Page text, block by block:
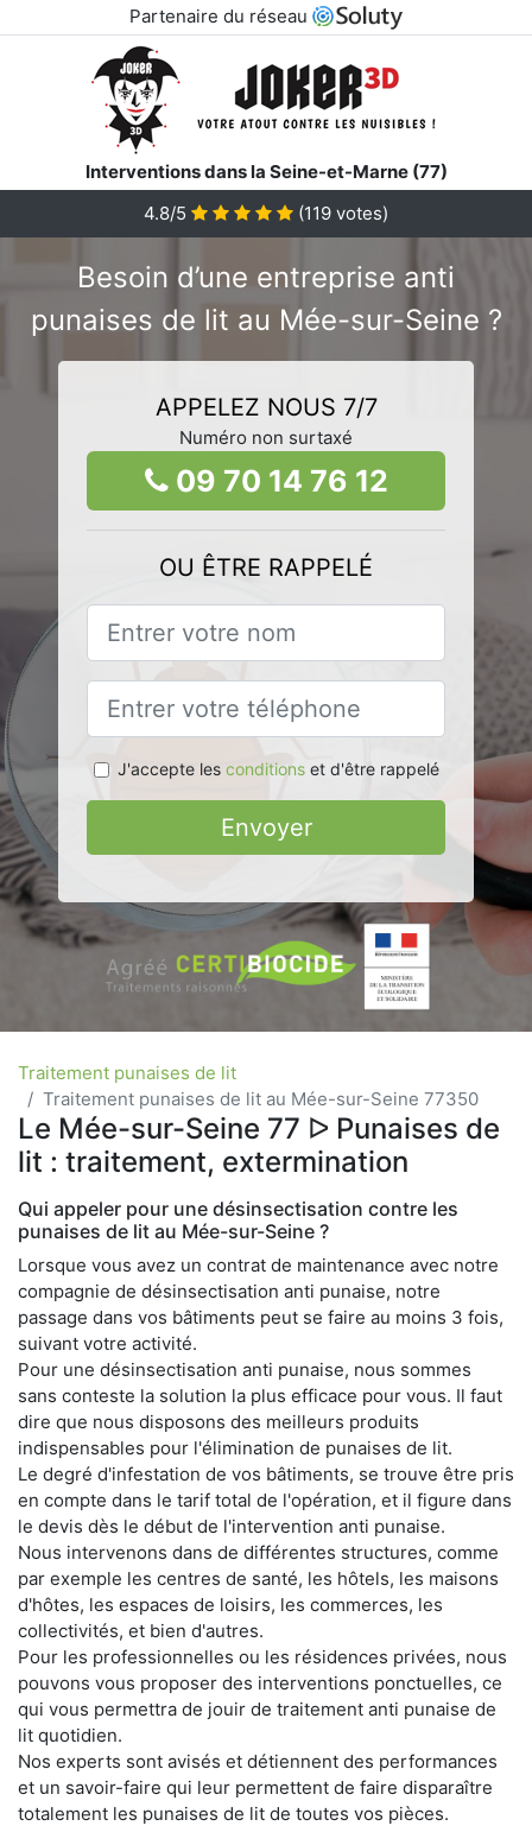
Partenaire du réseau
Interventions dans la Seine-et-Marne (77)
4.8/5
(119 votes)
Besoin d’une entreprise anti
punaises de lit au Mée-sur-Seine ?
APPELEZ NOUS 7/7
Numéro non surtaxé
09 70 14 76 12
OU ÊTRE RAPPELÉ
J'accepte les conditionset d'être rappelé
Envoyer
Traitement punaises de lit
Traitement punaises de lit au Mée-sur-Seine 77350
Le Mée-sur-Seine 77 ᐅ Punaises de
lit : traitement, extermination
Qui appeler pour une désinsectisation contre les
punaises de lit au Mée-sur-Seine ?
Lorsque vous avez un contrat de maintenance avec notre
compagnie de désinsectisation anti punaise, notre
passage dans vos bâtiments peut se faire au moins 3 fois,
suivant votre activité.
Pour une désinsectisation anti punaise, nous sommes
sans conteste la solution la plus efficace pour vous. Il faut
dire que nous disposons des meilleurs produits
indispensables pour l'élimination de punaises de lit.
Le degré d'infestation de vos bâtiments, se trouve être pris
en compte dans le tarif total de l'opération, et il figure dans
le devis dès le début de l'intervention anti punaise.
Nous intervenons dans de différentes structures, comme
par exemple les centres de santé, les hôtels, les maisons
d'hôtes, les espaces de loisirs, les commerces, les
collectivités, et bien d'autres.
Pour les professionnelles ou les résidences privées, nous
pouvons vous proposer des interventions ponctuelles, ce
qui vous permettra de jouir de traitement anti punaise de
lit quotidien.
Nos experts sont avisés et détiennent des performances
et un savoir-faire qui leur permettent de faire disparaître
totalement les punaises de lit de toutes vos pièces.